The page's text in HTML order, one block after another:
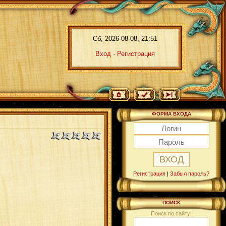
Сб, 2026-08-08, 21:51
Вход · Регистрация
ФОРМА ВХОДА
Регистрация | Забыл пароль?
ПОИСК
Поиск по сайту: